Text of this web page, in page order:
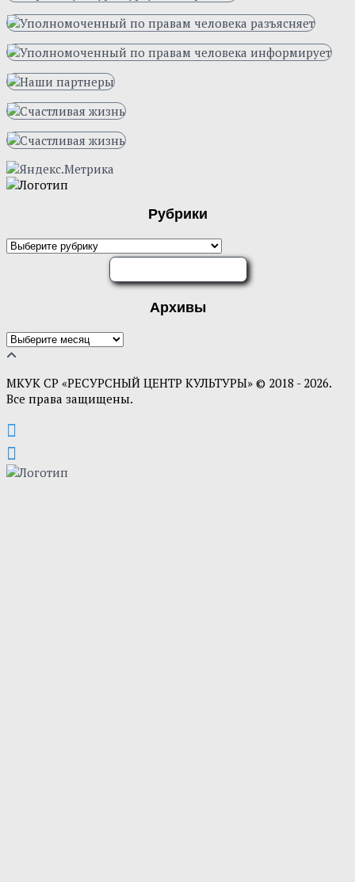
Рубрики
Рубрики
Архивы
Архивы
МКУК СР «РЕСУРСНЫЙ ЦЕНТР КУЛЬТУРЫ» © 2018 - 2026.
Все права защищены.